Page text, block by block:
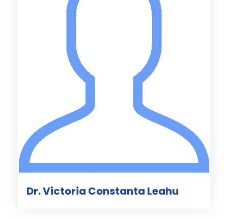
Dr. Victoria Constanta Leahu